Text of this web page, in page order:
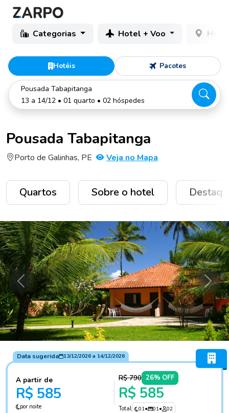
Categorias Hotel + Voo
Hotéis Pacotes
Pousada Tabapitanga
13 a 14/12 • 01 quarto • 02 hóspedes
Pousada Tabapitanga
Porto de Galinhas, PE Veja no Mapa
Quartos Sobre o hotel
Anterior
Data sugerida 13/12/2026a 14/12/2026
A partir de
R$ 585
por noite
R$ 790 26% OFF
R$ 585
Total 01• 01• 02